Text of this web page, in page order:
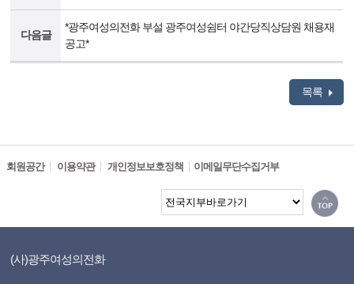
다음글
*광주여성의전화 부설 광주여성쉼터 야간당직상담원 채용재
공고*
목록
회원공간 이용약관 개인정보보호정책 이메일무단수집거부
(사)광주여성의전화